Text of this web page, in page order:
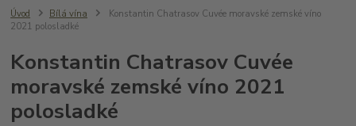
Úvod Bílá vína
Konstantin Chatrasov Cuvée moravské zemské víno
2021 polosladké
Konstantin Chatrasov Cuvée
moravské zemské víno 2021
polosladké